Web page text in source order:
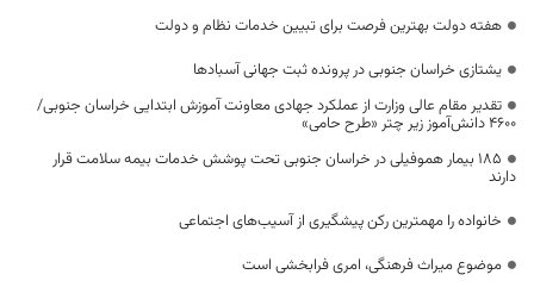
هفته دولت بهترین فرصت برای تبیین خدمات نظام و دولت
یشتازی خراسان جنوبی در پرونده ثبت جهانی آسبادها
تقدیر مقام عالی وزارت از عملکرد جهادی معاونت آموزش ابتدایی خراسان جنوبی/
۴۶۰۰ دانش‌آموز زیر چتر «طرح حامی»
۱۸۵ بیمار هموفیلی در خراسان جنوبی تحت پوشش خدمات بیمه سلامت قرار
دارند
خانواده را مهمترین رکن پیشگیری از آسیب‌های اجتماعی
موضوع میراث فرهنگی، امری فرابخشی است